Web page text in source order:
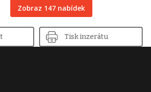
Zobraz 147 nabídek
Tisk inzerátu